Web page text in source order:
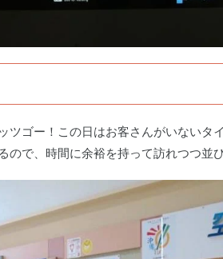
ツゴー！この日はお客さんがいないタ
ので、時間に余裕を持って訪れつつ並び